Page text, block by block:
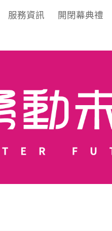
服務資訊
開閉幕典禮